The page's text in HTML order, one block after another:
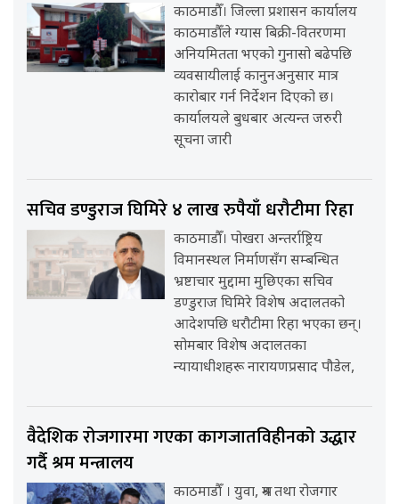
काठमाडौँ। जिल्ला प्रशासन कार्यालय
काठमाडौँले ग्यास बिक्री-वितरणमा
अनियमितता भएको गुनासो बढेपछि
व्यवसायीलाई कानुनअनुसार मात्र
कारोबार गर्न निर्देशन दिएको छ।
कार्यालयले बुधबार अत्यन्त जरुरी
सूचना जारी
सचिव डण्डुराज घिमिरे ४ लाख रुपैयाँ धरौटीमा रिहा
काठमाडौँ। पोखरा अन्तर्राष्ट्रिय
विमानस्थल निर्माणसँग सम्बन्धित
भ्रष्टाचार मुद्दामा मुछिएका सचिव
डण्डुराज घिमिरे विशेष अदालतको
आदेशपछि धरौटीमा रिहा भएका छन्।
सोमबार विशेष अदालतका
न्यायाधीशहरू नारायणप्रसाद पौडेल,
वैदेशिक रोजगारमा गएका कागजातविहीनको उद्धार
गर्दै श्रम मन्त्रालय
काठमाडौँ । युवा, श्रम तथा रोजगार